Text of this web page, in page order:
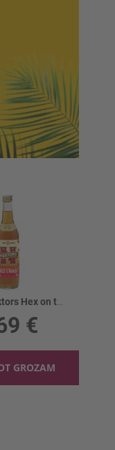
Alk.dz. Hektors Hex on the beach 30%
€
GROZAM